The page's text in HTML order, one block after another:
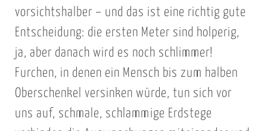
vorsichtshalber – und das ist eine richtig gute
Entscheidung: die ersten Meter sind holperig,
ja, aber danach wird es noch schlimmer!
Furchen, in denen ein Mensch bis zum halben
Oberschenkel versinken würde, tun sich vor
uns auf, schmale, schlammige Erdstege